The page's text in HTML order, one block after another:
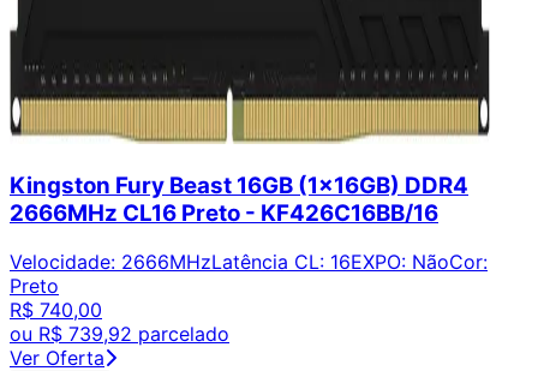
Kingston Fury Beast 16GB (1x16GB) DDR4
2666MHz CL16 Preto - KF426C16BB/16
Velocidade: 2666MHzLatência CL: 16EXPO: NãoCor:
Preto
R$ 740,00
ou R$ 739,92 parcelado
Ver Oferta